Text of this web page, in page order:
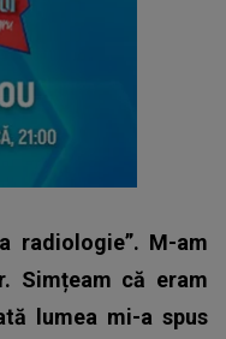
radiologie”. M-am
Simțeam că eram
lumea mi-a spus